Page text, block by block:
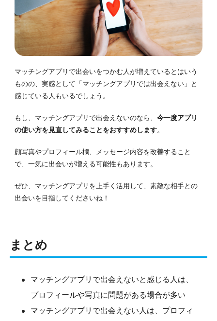
マッチングアプリで出会いをつかむ人が増えているとはいう
ものの、実感として「マッチングアプリでは出会えない」と
感じている人もいるでしょう。
もし、マッチングアプリで出会えないのなら、 今一度アプリ
の使い方を見直してみることをおすすめします。
顔写真やプロフィール欄、メッセージ内容を改善すること
で、一気に出会いが増える可能性もあります。
ぜひ、マッチングアプリを上手く活用して、素敵な相手との
出会いを目指してくださいね！
まとめ
マッチングアプリで出会えないと感じる人は、
プロフィールや写真に問題がある場合が多い
マッチングアプリで出会えない人は、プロフィ